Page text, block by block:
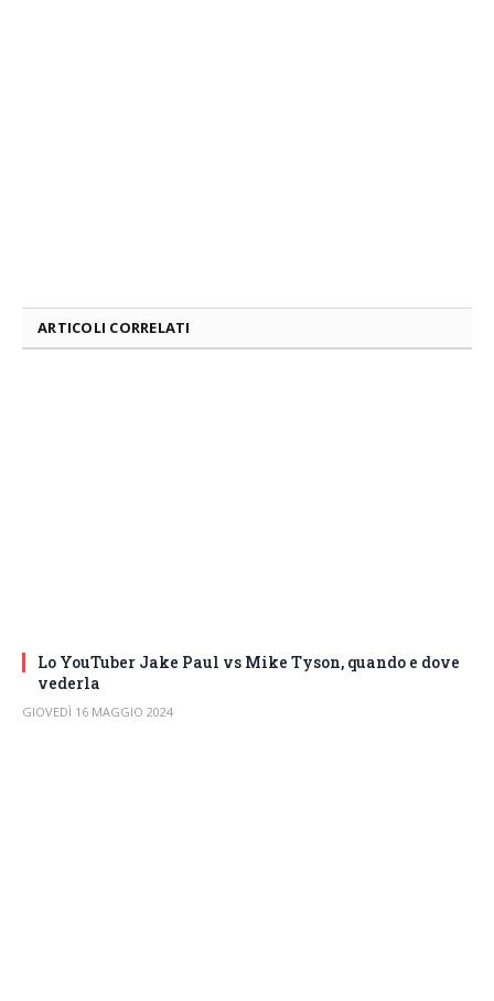
ARTICOLI CORRELATI
Lo YouTuber Jake Paul vs Mike Tyson, quando e dove
vederla
GIOVEDÌ 16 MAGGIO 2024